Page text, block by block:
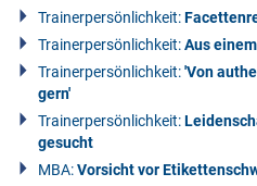
Trainerpersönlichkeit:
Trainerpersönlichkeit:Aus
Trainerpersönlichkeit:'Von
gern'
Trainerpersönlichkeit:
gesucht
MBA:Vorsicht vor